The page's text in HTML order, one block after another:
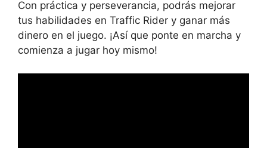
Con práctica y perseverancia, podrás mejorar
tus habilidades en Traffic Rider y ganar más
dinero en el juego. ¡Así que ponte en marcha y
comienza a jugar hoy mismo!